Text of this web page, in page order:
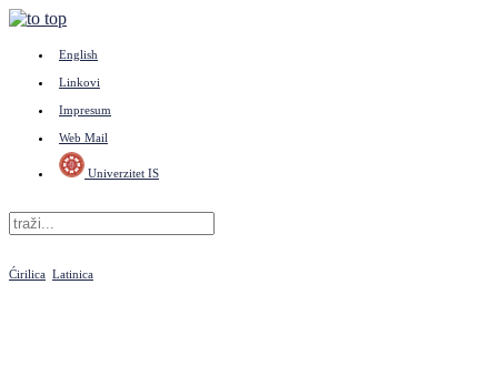
English
Linkovi
Impresum
Web Mail
Univerzitet IS
Ćirilica Latinica